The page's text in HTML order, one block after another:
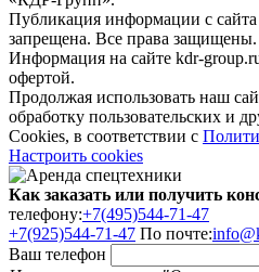
Публикация информации с
запрещена. Все права защищены.
Информация на сайте kdr-
офертой.
Продолжая использовать наш
обработку пользовательских и
Cookies, в соответствии с
Настроить cookies
Как заказать или получить
телефону:+7(495)544-71-47
+7(925)544-71-47 По почте:
Ваш телефон